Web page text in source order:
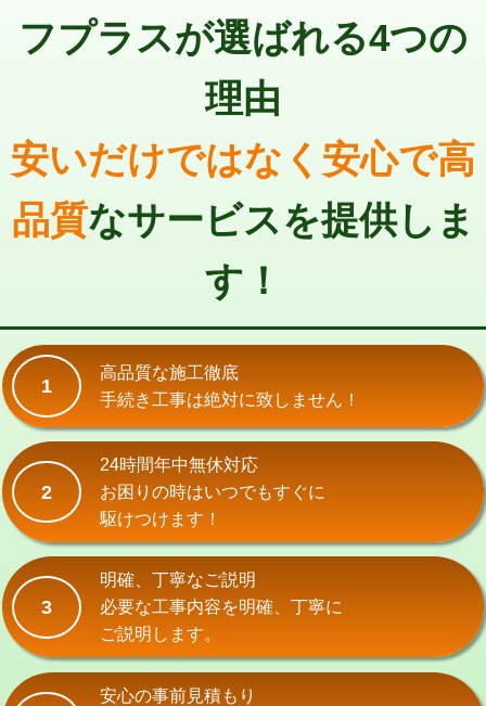
モルタル補修（厚さ10㎝超え）
追加人工 16,500円
止水・漏水調査・防水処理・清掃・修
22,000円
止水・漏水調査・防水処理・清掃・修
その他部品の脱着 8,800円～
交換・取付（タンク） 22,000円+材料費
交換・取付(単水栓（壁付・デッキ
式・ワンホール）)
交換・取付(排水栓・排水トラップ
（P/S/ポップアップ））
22,000円+材料費
交換・取付（その他部品）
持込商品取付（単水栓）
持込商品取付（混合水栓） 16,500円
持込商品取付（浄水器・分岐水栓） 16,500円
給水管工事※（ホール加工)
給水管工事※（バンド止め)
フプラスが選ばれる4つの
理由
安いだけではなく安心で高
品質なサービスを提供しま
す！
1
高品質な施工徹底
手続き工事は絶対に致しません！
2
24時間年中無休対応
お困りの時はいつでもすぐに
駆けつけます！
3
明確、丁寧なご説明
必要な工事内容を明確、丁寧に
ご説明します。
安心の事前見積もり